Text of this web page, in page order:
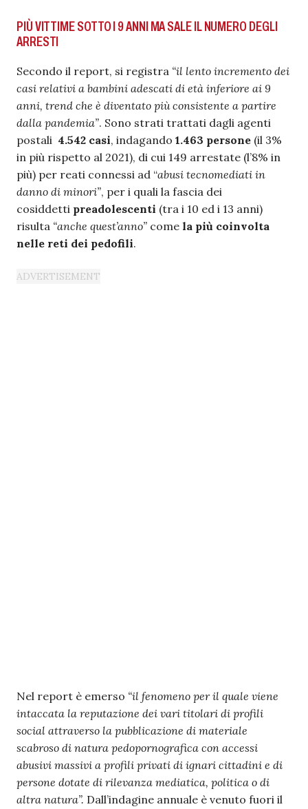
PIÙ VITTIME SOTTO I 9 ANNI MA SALE IL NUMERO DEGLI
ARRESTI
Secondo il report, si registra “il lento incremento dei
casi relativi a bambini adescati di età inferiore ai 9
anni, trend che è diventato più consistente a partire
dalla pandemia”. Sono strati trattati dagli agenti
postali 4.542 casi, indagando 1.463 persone (il 3%
in più rispetto al 2021), di cui 149 arrestate (l’8% in
più) per reati connessi ad “abusi tecnomediati in
danno di minori”, per i quali la fascia dei
cosiddetti preadolescenti (tra i 10 ed i 13 anni)
risulta “anche quest’anno” come la più coinvolta
nelle reti dei pedofili.
Nel report è emerso “il fenomeno per il quale viene
intaccata la reputazione dei vari titolari di profili
social attraverso la pubblicazione di materiale
scabroso di natura pedopornografica con accessi
abusivi massivi a profili privati di ignari cittadini e di
persone dotate di rilevanza mediatica, politica o di
altra natura”. Dall’indagine annuale è venuto fuori il